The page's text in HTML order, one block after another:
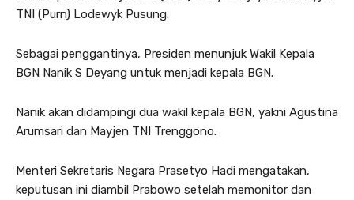
TNI (Purn) Lodewyk Pusung.
Sebagai penggantinya, Presiden menunjuk Wakil Kepala
BGN Nanik S Deyang untuk menjadi kepala BGN.
Nanik akan didampingi dua wakil kepala BGN, yakni Agustina
Arumsari dan Mayjen TNI Trenggono.
Menteri Sekretaris Negara Prasetyo Hadi mengatakan,
keputusan ini diambil Prabowo setelah memonitor dan